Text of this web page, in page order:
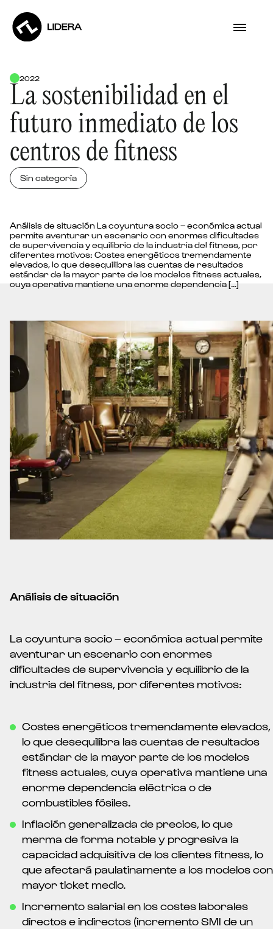
2022
La sostenibilidad en el
futuro inmediato de los
centros de fitness
Sin categoría
Análisis de situación La coyuntura socio – económica actual
permite aventurar un escenario con enormes dificultades
de supervivencia y equilibrio de la industria del fitness, por
diferentes motivos: Costes energéticos tremendamente
elevados, lo que desequilibra las cuentas de resultados
estándar de la mayor parte de los modelos fitness actuales,
cuya operativa mantiene una enorme dependencia […]
Análisis de situación
La coyuntura socio – económica actual permite
aventurar un escenario con enormes
dificultades de supervivencia y equilibrio de la
industria del fitness, por diferentes motivos:
Costes energéticos tremendamente elevados,
lo que desequilibra las cuentas de resultados
estándar de la mayor parte de los modelos
fitness actuales, cuya operativa mantiene una
enorme dependencia eléctrica o de
combustibles fósiles.
Inflación generalizada de precios, lo que
merma de forma notable y progresiva la
capacidad adquisitiva de los clientes fitness, lo
que afectará paulatinamente a los modelos con
mayor ticket medio.
Incremento salarial en los costes laborales
directos e indirectos (incremento SMI de un